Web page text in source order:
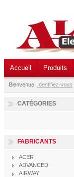
Accueil Produits
Bienvenue, Identifiez-vous
CATÉGORIES
FABRICANTS
ACER
ADVANCED
AIRWAY